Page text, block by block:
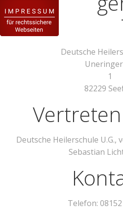
Deutsche
1
82229
Deutsche Heilerschule U.G.,
Sebastian
Telefon: